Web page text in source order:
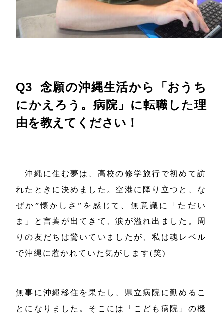
Q3 念願の沖縄生活から「おうち
にかえろう。病院」に転職した理
由を教えてください！
沖縄に住む夢は、高校の修学旅行で初めて訪
れたときに決めました。空港に降り立つと、な
ぜか”懐かしさ”を感じて、無意識に「ただい
ま」と言葉が出てきて、涙が溢れ出ました。周
りの友だちは驚いていましたが、私は魂レベル
で沖縄に惹かれていた気がします(笑)
無事に沖縄移住を果たし、県立病院に勤めるこ
とになりました。そこには「こども病院」の機